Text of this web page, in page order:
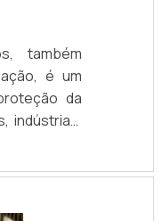
também
é um
da
indústrias,
a
A